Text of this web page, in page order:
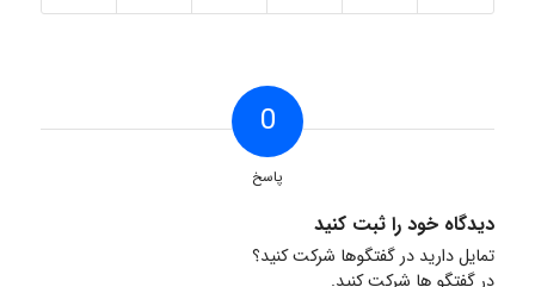
0
پاسخ
دیدگاه خود را ثبت کنید
تمایل دارید در گفتگوها شرکت کنید؟
در گفتگو ها شرکت کنید.